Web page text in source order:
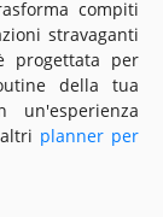
compiti
stravaganti
progettata per
della tua
un'esperienza
planner per